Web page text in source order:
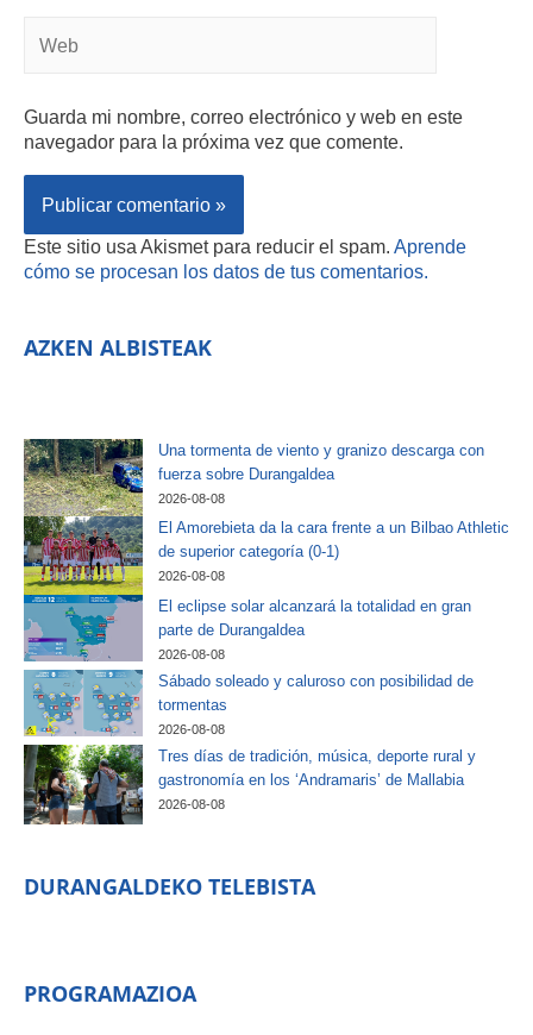
Guarda mi nombre, correo electrónico y web en este
navegador para la próxima vez que comente.
Este sitio usa Akismet para reducir el spam. Aprende
cómo se procesan los datos de tus comentarios.
AZKEN ALBISTEAK
Una tormenta de viento y granizo descarga con
fuerza sobre Durangaldea
2026-08-08
El Amorebieta da la cara frente a un Bilbao Athletic
de superior categoría (0-1)
2026-08-08
El eclipse solar alcanzará la totalidad en gran
parte de Durangaldea
2026-08-08
Sábado soleado y caluroso con posibilidad de
tormentas
2026-08-08
Tres días de tradición, música, deporte rural y
gastronomía en los ‘Andramaris’ de Mallabia
2026-08-08
DURANGALDEKO TELEBISTA
PROGRAMAZIOA